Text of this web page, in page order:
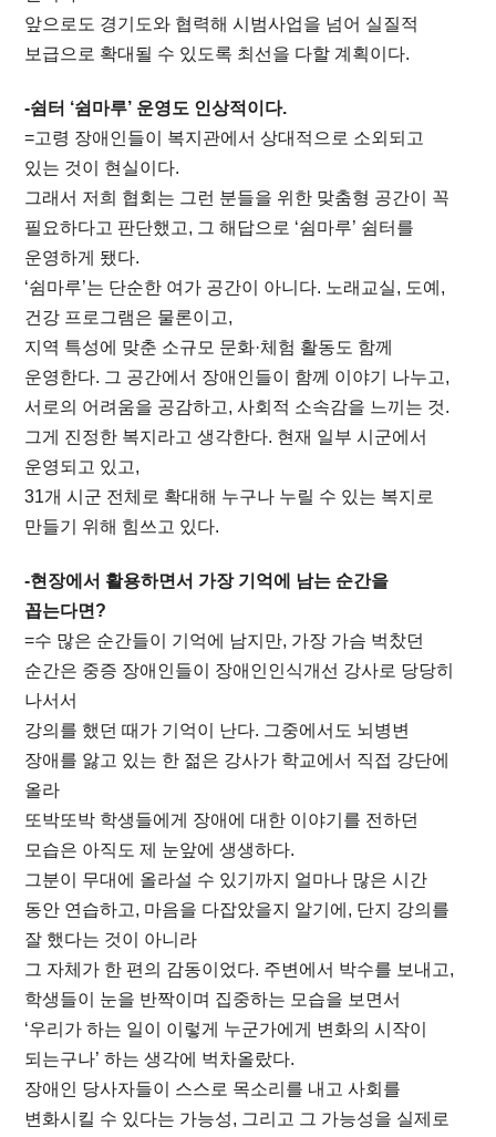
앞으로도 경기도와 협력해 시범사업을 넘어 실질적
보급으로 확대될 수 있도록 최선을 다할 계획이다.
-쉼터 ‘쉼마루’ 운영도 인상적이다.
=고령 장애인들이 복지관에서 상대적으로 소외되고
있는 것이 현실이다.
그래서 저희 협회는 그런 분들을 위한 맞춤형 공간이 꼭
필요하다고 판단했고, 그 해답으로 ‘쉼마루’ 쉼터를
운영하게 됐다.
‘쉼마루’는 단순한 여가 공간이 아니다. 노래교실, 도예,
건강 프로그램은 물론이고,
지역 특성에 맞춘 소규모 문화·체험 활동도 함께
운영한다. 그 공간에서 장애인들이 함께 이야기 나누고,
서로의 어려움을 공감하고, 사회적 소속감을 느끼는 것.
그게 진정한 복지라고 생각한다. 현재 일부 시군에서
운영되고 있고,
31개 시군 전체로 확대해 누구나 누릴 수 있는 복지로
만들기 위해 힘쓰고 있다.
-현장에서 활용하면서 가장 기억에 남는 순간을
꼽는다면?
=수 많은 순간들이 기억에 남지만, 가장 가슴 벅찼던
순간은 중증 장애인들이 장애인인식개선 강사로 당당히
나서서
강의를 했던 때가 기억이 난다. 그중에서도 뇌병변
장애를 앓고 있는 한 젊은 강사가 학교에서 직접 강단에
올라
또박또박 학생들에게 장애에 대한 이야기를 전하던
모습은 아직도 제 눈앞에 생생하다.
그분이 무대에 올라설 수 있기까지 얼마나 많은 시간
동안 연습하고, 마음을 다잡았을지 알기에, 단지 강의를
잘 했다는 것이 아니라
그 자체가 한 편의 감동이었다. 주변에서 박수를 보내고,
학생들이 눈을 반짝이며 집중하는 모습을 보면서
‘우리가 하는 일이 이렇게 누군가에게 변화의 시작이
되는구나’ 하는 생각에 벅차올랐다.
장애인 당사자들이 스스로 목소리를 내고 사회를
변화시킬 수 있다는 가능성, 그리고 그 가능성을 실제로